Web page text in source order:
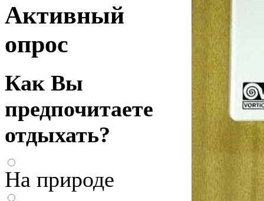
Активный
опрос
Как Вы
предпочитаете
отдыхать?
На природе